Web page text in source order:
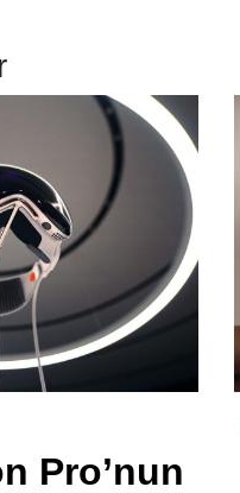
Pro’nun